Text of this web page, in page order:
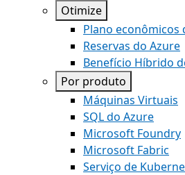
Otimize
Plano econômicos
Reservas do Azure
Benefício Híbrido
Por produto
Máquinas Virtuais
SQL do Azure
Microsoft Foundry
Microsoft Fabric
Serviço de